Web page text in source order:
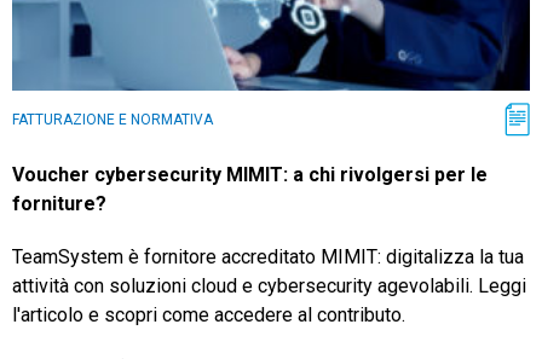
FATTURAZIONE E NORMATIVA
Voucher cybersecurity MIMIT: a chi rivolgersi per le
forniture?
TeamSystem è fornitore accreditato MIMIT: digitalizza la tua
attività con soluzioni cloud e cybersecurity agevolabili. Leggi
l'articolo e scopri come accedere al contributo.